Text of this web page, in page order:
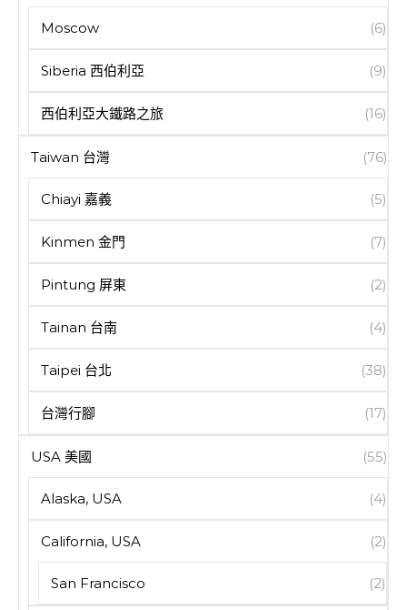
Moscow (6)
Siberia 西伯利亞 (9)
西伯利亞大鐵路之旅 (16)
Taiwan 台灣 (76)
Chiayi 嘉義 (5)
Kinmen 金門 (7)
Pintung 屏東 (2)
Tainan 台南 (4)
Taipei 台北 (38)
台灣行腳 (17)
USA 美國 (55)
Alaska, USA (4)
California, USA (2)
San Francisco (2)